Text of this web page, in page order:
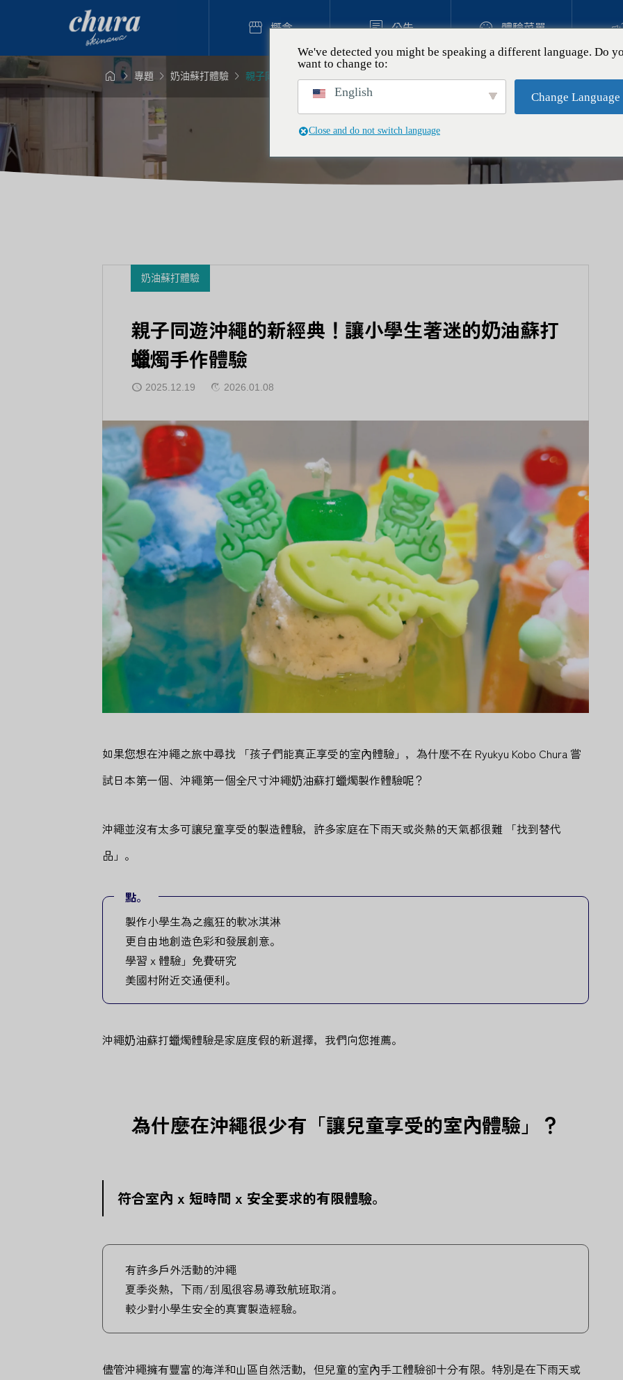
 概念  公告  體驗菜單
蠟燭體驗
樹脂藝術體驗
情侶・夫妻超人氣｜沖繩樹脂藝術體
驗 製作「坐姿獅子像」
2025.12.11
 專題  奶油蘇打體驗  親子同遊沖繩的新經典！讓小學生著迷的奶油蘇打蠟燭手作體驗
奶油蘇打體驗
親子同遊沖繩的新經典！讓小學生著迷的奶油蘇打
蠟燭手作體驗
2025.12.19 2026.01.08
如果您想在沖繩之旅中尋找 「孩子們能真正享受的室內體驗」，為什麼不在 Ryukyu Kobo Chura 嘗
試日本第一個、沖繩第一個全尺寸沖繩奶油蘇打蠟燭製作體驗呢？
沖繩並沒有太多可讓兒童享受的製造體驗，許多家庭在下雨天或炎熱的天氣都很難 「找到替代
品」。
點。
製作小學生為之瘋狂的軟冰淇淋
更自由地創造色彩和發展創意。
學習 x 體驗」免費研究
美國村附近交通便利。
沖繩奶油蘇打蠟燭體驗是家庭度假的新選擇，我們向您推薦。
為什麼在沖繩很少有「讓兒童享受的室內體驗」？
符合室內 x 短時間 x 安全要求的有限體驗。
有許多戶外活動的沖繩
夏季炎熱，下雨/刮風很容易導致航班取消。
較少對小學生安全的真實製造經驗。
儘管沖繩擁有豐富的海洋和山區自然活動，但兒童的室內手工體驗卻十分有限。特別是在下雨天或
We've detected you might be speaking a different language. Do
want to change to:
English Change Language
Close and do not switch language